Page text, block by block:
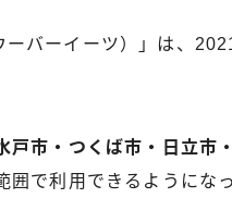
バーイーツ）」は、
戸市・つくば市・日立市
で利用できるようになっ